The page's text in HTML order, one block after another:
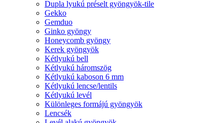
Dupla lyukú préselt gyöngyök-tile
Gekko
Gemduo
Ginko gyöngy
Honeycomb gyöngy
Kerek gyöngyök
Kétlyukú bell
Kétlyukú háromszög
Kétlyukú kaboson 6 mm
Kétlyukú lencse/lentils
Kétlyukú levél
Különleges formájú gyöngyök
Lencsék